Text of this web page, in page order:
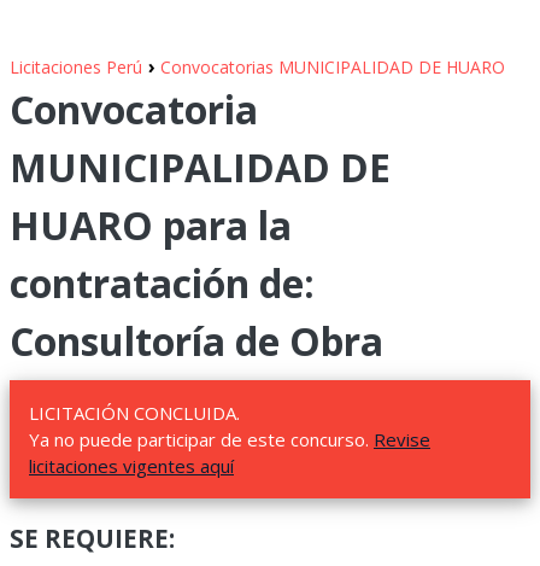
Licitaciones Perú › Convocatorias MUNICIPALIDAD DE HUARO
Convocatoria
MUNICIPALIDAD DE
HUARO para la
contratación de:
Consultoría de Obra
LICITACIÓN CONCLUIDA.
Ya no puede participar de este concurso. Revise
licitaciones vigentes aquí
SE REQUIERE: